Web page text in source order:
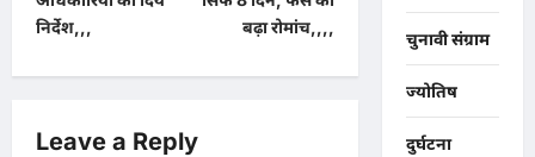
n
निर्देश,,,
बढ़ा रोमांच,,,,
Leave a Reply
चुनावी संग्राम
ज्योतिष
दुर्घटना